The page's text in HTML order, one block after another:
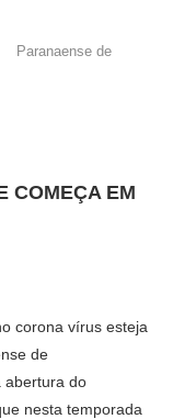
Paranaense de
COMEÇA EM
corona vírus esteja
de
abertura do
nesta temporada